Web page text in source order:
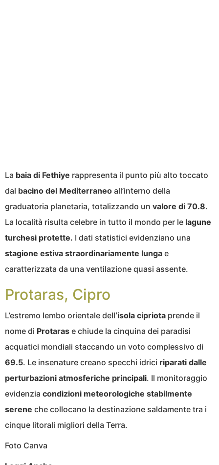
La baia di Fethiye rappresenta il punto più alto toccato
dal bacino del Mediterraneo all’interno della
graduatoria planetaria, totalizzando un valore di 70.8.
La località risulta celebre in tutto il mondo per le lagune
turchesi protette. I dati statistici evidenziano una
stagione estiva straordinariamente lunga e
caratterizzata da una ventilazione quasi assente.
Protaras, Cipro
L’estremo lembo orientale dell‘isola cipriota prende il
nome di Protaras e chiude la cinquina dei paradisi
acquatici mondiali staccando un voto complessivo di
69.5. Le insenature creano specchi idrici riparati dalle
perturbazioni atmosferiche principali. Il monitoraggio
evidenzia condizioni meteorologiche stabilmente
serene che collocano la destinazione saldamente tra i
cinque litorali migliori della Terra.
Foto Canva